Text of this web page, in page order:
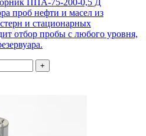
проб нефти и масел из
и стационарных
отбор пробы с любого уровня,
+